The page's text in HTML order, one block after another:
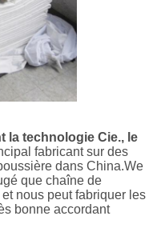
la technologie Cie., le
fabricant sur des
dans China.We
que chaîne de
nous peut fabriquer les
bonne accordant